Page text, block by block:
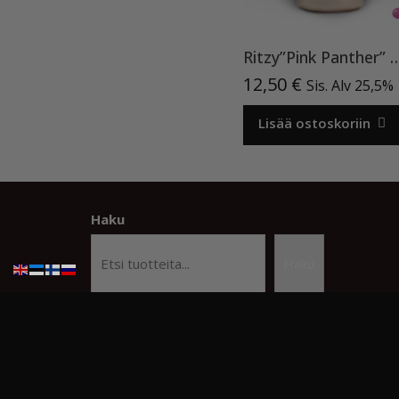
Ritzy”Pink
12,50 € Sis. Alv 25,5%
Lisää ostoskoriin
Haku